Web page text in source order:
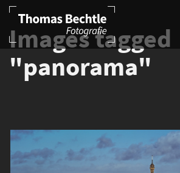
Images tagged
"panorama"